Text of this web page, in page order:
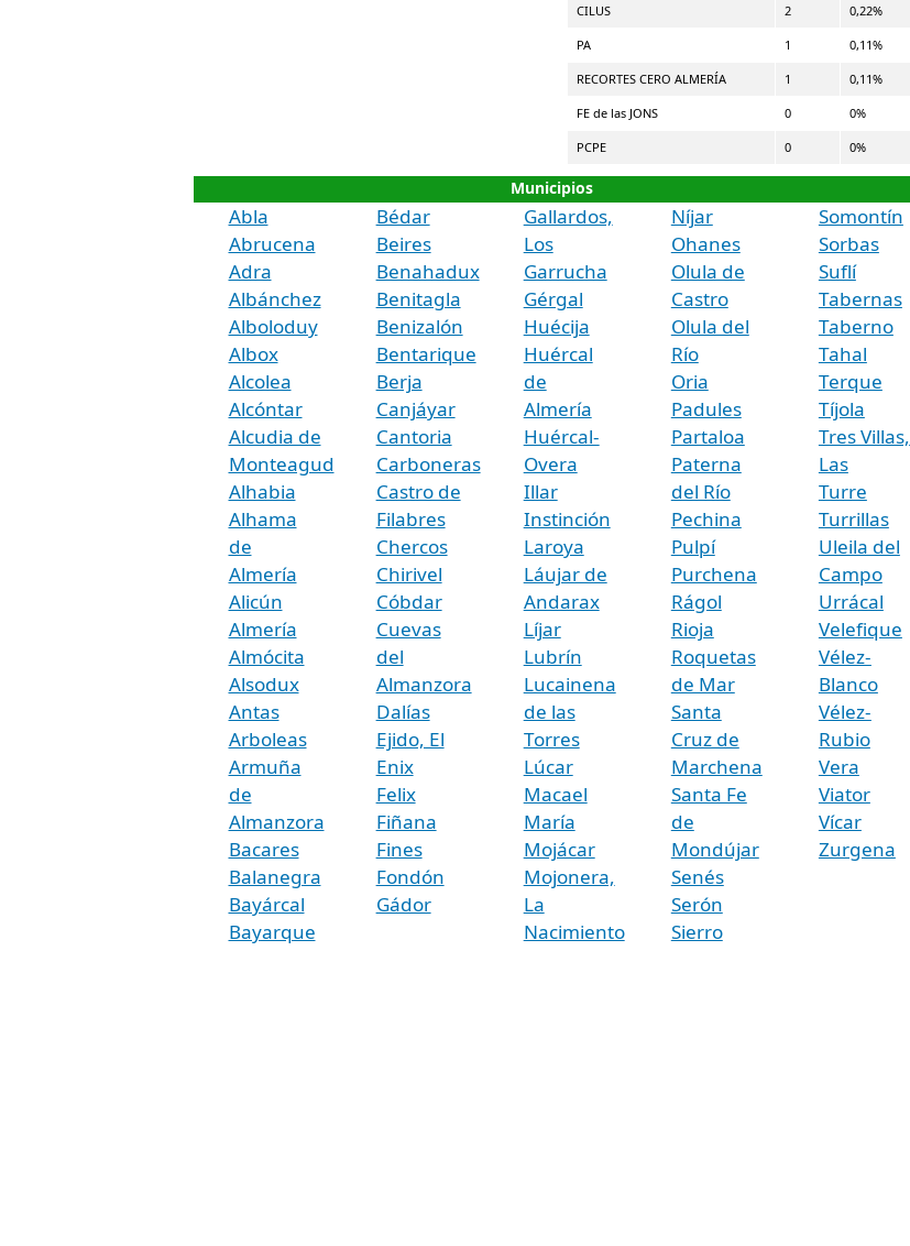
CILUS 2 0,22%
PA 1 0,11%
RECORTES CERO ALMERÍA 1 0,11%
FE de las JONS 0 0%
PCPE 0 0%
Municipios
Abla
Abrucena
Adra
Albánchez
Alboloduy
Albox
Alcolea
Alcóntar
Alcudia de
Monteagud
Alhabia
Alhama
de
Almería
Alicún
Almería
Almócita
Alsodux
Antas
Arboleas
Armuña
de
Almanzora
Bacares
Balanegra
Bayárcal
Bayarque
Bédar
Beires
Benahadux
Benitagla
Benizalón
Bentarique
Berja
Canjáyar
Cantoria
Carboneras
Castro de
Filabres
Chercos
Chirivel
Cóbdar
Cuevas
del
Almanzora
Dalías
Ejido, El
Enix
Felix
Fiñana
Fines
Fondón
Gádor
Gallardos,
Los
Garrucha
Gérgal
Huécija
Huércal
de
Almería
Huércal-
Overa
Illar
Instinción
Laroya
Láujar de
Andarax
Líjar
Lubrín
Lucainena
de las
Torres
Lúcar
Macael
María
Mojácar
Mojonera,
La
Nacimiento
Níjar
Ohanes
Olula de
Castro
Olula del
Río
Oria
Padules
Partaloa
Paterna
del Río
Pechina
Pulpí
Purchena
Rágol
Rioja
Roquetas
de Mar
Santa
Cruz de
Marchena
Santa Fe
de
Mondújar
Senés
Serón
Sierro
Somontín
Sorbas
Suflí
Tabernas
Taberno
Tahal
Terque
Tíjola
Tres Villas,
Las
Turre
Turrillas
Uleila del
Campo
Urrácal
Velefique
Vélez-
Blanco
Vélez-
Rubio
Vera
Viator
Vícar
Zurgena